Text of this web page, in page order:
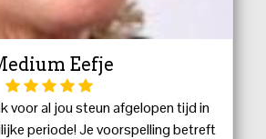
Eefje
voor al jou steun afgelopen tijd in
periode! Je voorspelling betreft